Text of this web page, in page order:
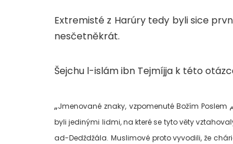
Extremisté z Harúry tedy byli sice
nesčetněkrát.
Šejchu l-islám ibn Tejmíjja k této
„Jmenované znaky, vzpomenuté Božím Poslem صلى الله عليه و سلم byly znaky prvních cháridžovců. To ale neznamená, že oni
byli jedinými lidmi, na které se tyto věty
ad-Dedždžála. Muslimové proto vyvodili, že